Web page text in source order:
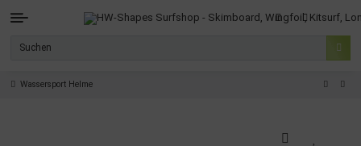
Wassersport Helme